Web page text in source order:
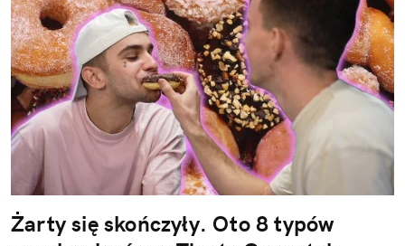
Żarty się skończyły. Oto 8 typów